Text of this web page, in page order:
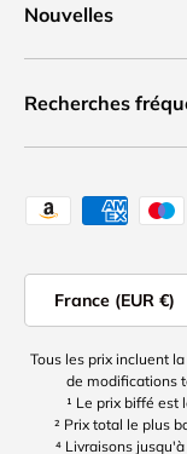
Nouvelles
Recherches
Moyens de
France (EUR €)
Tous les prix incluent
de modifications
¹ Le prix biffé est
² Prix total le plus
⁴ Livraisons